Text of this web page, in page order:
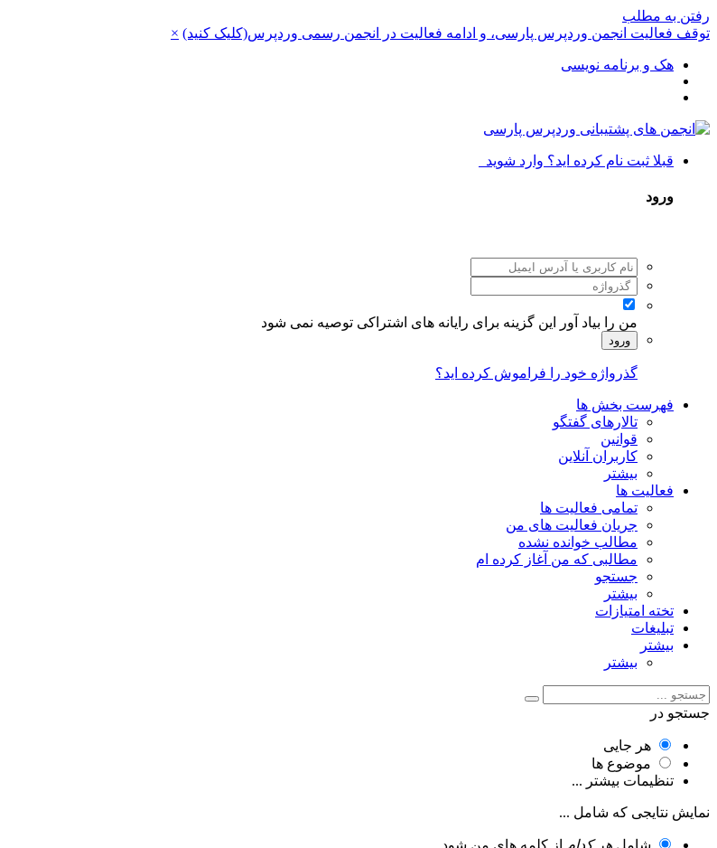
رفتن به مطلب
توقف فعالیت انجمن وردپرس پارسی، و ادامه فعالیت در انجمن رسمی وردپرس(کلیک کنید) ×
هک و برنامه نویسی
قبلا ثبت نام کرده اید؟ وارد شوید
ورود
من را بیاد آور این گزینه برای رایانه های اشتراکی توصیه نمی شود
ورود
گذرواژه خود را فراموش کرده اید؟
فهرست بخش ها
تالارهای گفتگو
قوانین
کاربران آنلاین
بیشتر
فعالیت ها
تمامی فعالیت ها
جریان فعالیت های من
مطالب خوانده نشده
مطالبی که من آغاز کرده ام
جستجو
بیشتر
تخته امتیازات
تبلیغات
بیشتر
بیشتر
جستجو در
هر جایی
موضوع ها
تنظیمات بیشتر ...
نمایش نتایجی که شامل ...
شامل هر کدام از کلمه های من شود